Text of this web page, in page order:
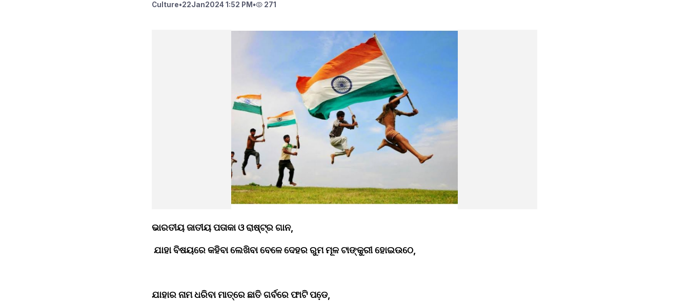
Culture•22Jan2024 1:52 PM • 271
ଭାରତୀୟ ଜାତୀୟ ପତାକା ଓ ରାଷ୍ଟ୍ର ଗାନ,
ଯାହା ବିଷୟରେ କହିବା ଲେଖିବା ବେଳେ ଦେହର ରୁମ ମୂଳ ଟାଙ୍କୁରୀ ହୋଇଉଠେ,
ଯାହାର ନାମ ଧରିବା ମାତ୍ରେ ଛାତି ଗର୍ବରେ ଫାଟି ପଡେ଼,﻿